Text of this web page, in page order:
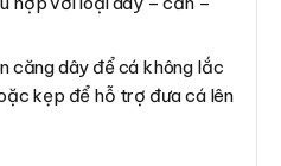
căng dây để cá không lắc
kẹp để hỗ trợ đưa cá lên